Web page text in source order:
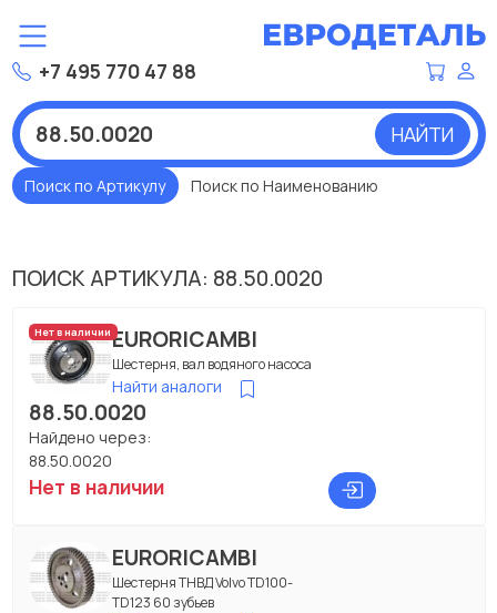
+7 495 770 47 88
НАЙТИ
Поиск по Артикулу Поиск по Наименованию
ПОИСК АРТИКУЛА: 88.50.0020
Нет в наличииEURORICAMBI
Шестерня, вал водяного насоса
Найти аналоги
88.50.0020
Найдено через:
88.50.0020
Нет в наличии
EURORICAMBI
Шестерня ТНВД Volvo TD100-
TD123 60 зубьев